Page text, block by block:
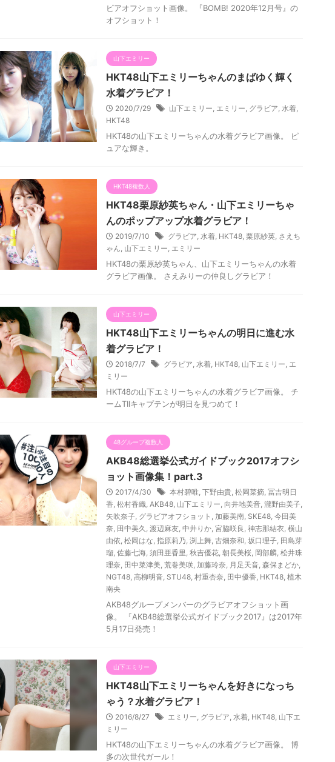
ビアオフショット画像。 『BOMB! 2020年12月号』の
オフショット！
山下エミリー
HKT48山下エミリーちゃんのまばゆく輝く
水着グラビア！
2020/7/29 山下エミリー, エミリー, グラビア, 水着,
HKT48
HKT48の山下エミリーちゃんの水着グラビア画像。 ピ
ュアな輝き。
HKT48複数人
HKT48栗原紗英ちゃん・山下エミリーちゃ
んのポップアップ水着グラビア！
2019/7/10 グラビア, 水着, HKT48, 栗原紗英, さえち
ゃん, 山下エミリー, エミリー
HKT48の栗原紗英ちゃん、山下エミリーちゃんの水着
グラビア画像。 さえみりーの仲良しグラビア！
山下エミリー
HKT48山下エミリーちゃんの明日に進む水
着グラビア！
2018/7/7 グラビア, 水着, HKT48, 山下エミリー, エ
ミリー
HKT48の山下エミリーちゃんの水着グラビア画像。 チ
ームTIIキャプテンが明日を見つめて！
48グループ複数人
AKB48総選挙公式ガイドブック2017オフシ
ョット画像集！part.3
2017/4/30 本村碧唯, 下野由貴, 松岡菜摘, 冨吉明日
香, 松村香織, AKB48, 山下エミリー, 向井地美音, 瀧野由美子,
矢吹奈子, グラビアオフショット , 加藤美南, SKE48, 今田美
奈, 田中美久 , 渡辺麻友, 中井りか, 宮脇咲良 , 神志那結衣, 横山
由依, 松岡はな, 指原莉乃, 渕上舞, 古畑奈和, 坂口理子, 田島芽
瑠, 佐藤七海, 須田亜香里 , 秋吉優花, 朝長美桜, 岡部麟, 松井珠
理奈, 田中菜津美, 荒巻美咲, 加藤玲奈, 月足天音, 森保まどか,
NGT48, 高柳明音, STU48, 村重杏奈, 田中優香, HKT48, 植木
南央
AKB48グループメンバーのグラビアオフショット画
像。 『AKB48総選挙公式ガイドブック2017』は2017年
5月17日発売！
山下エミリー
HKT48山下エミリーちゃんを好きになっち
ゃう？水着グラビア！
2016/8/27 エミリー, グラビア, 水着, HKT48, 山下エ
ミリー
HKT48の山下エミリーちゃんの水着グラビア画像。 博
多の次世代ガール！